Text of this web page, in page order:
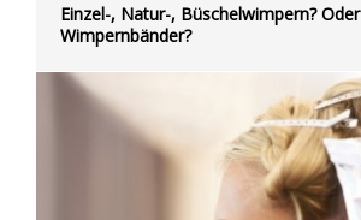
Einzel-, Natur-, Büschelwimpern? Oder
Wimpernbänder?